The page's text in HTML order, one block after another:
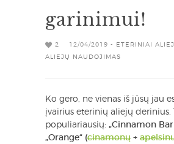
garinimui!
2 12/04/2019 - ETERINIAI
ALIEJŲ NAUDOJIMAS
Ko gero, ne vienas iš jūsų jau
įvairius eterinių aliejų derinius.
populiariausių: „Cinnamon
„Orange“ (cinamonų +